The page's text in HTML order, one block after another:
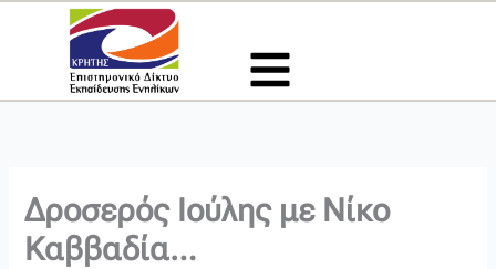
Μετάβαση
περιεχόμενο
Δροσερός Ιούλης με Νίκο
Καββαδία…